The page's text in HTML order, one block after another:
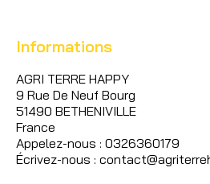
Informations
AGRI TERRE HAPPY
9 Rue De Neuf Bourg
51490 BETHENIVILLE
France
Appelez-nous : 0326360179
Écrivez-nous :